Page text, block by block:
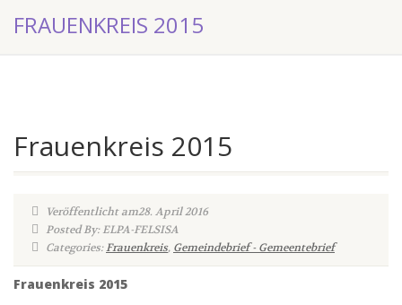
FRAUENKREIS 2015
Frauenkreis 2015
Veröffentlicht am28. April 2016
Posted By: ELPA-FELSISA
Categories:Frauenkreis, Gemeindebrief - Gemeentebrief
Frauenkreis 2015